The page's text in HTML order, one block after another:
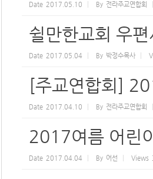
Date 2017.05.10 By 전라주교연합회
쉴만한교회 우
Date 2017.05.04 By 박정수목사
[주교연합회]
Date 2017.04.10 By 전라주교연합회
2017여름 어린
Date 2017.04.04 By 어선 Views